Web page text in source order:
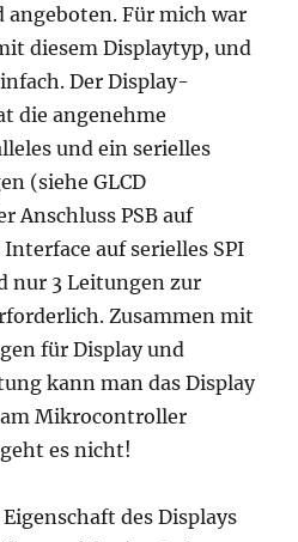
angeboten. Für mich war
diesem Displaytyp, und
Der Display-
die angenehme
und ein serielles
(siehe GLCD
Anschluss PSB auf
auf serielles SPI
nur 3 Leitungen zur
Zusammen mit
für Display und
kann man das Display
Mikrocontroller
es nicht!
des Displays